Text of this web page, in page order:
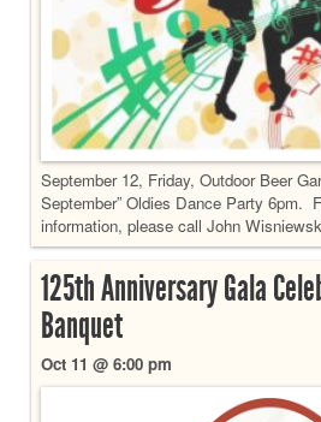
September 12, Friday, Outdoor Beer
September” Oldies Dance Party 6pm.
information, please call John
125th Anniversary Gala
Banquet
Oct 11 @ 6:00 pm